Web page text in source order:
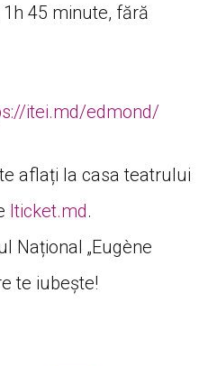
1h 45 minute, fără
itei.md/edmond/
aflați la casa teatrului
Iticket.md.
Național „Eugène
te iubește!